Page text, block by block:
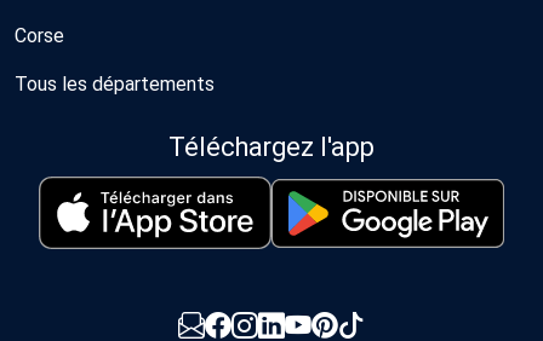
Corse
Tous les départements
Téléchargez l'app